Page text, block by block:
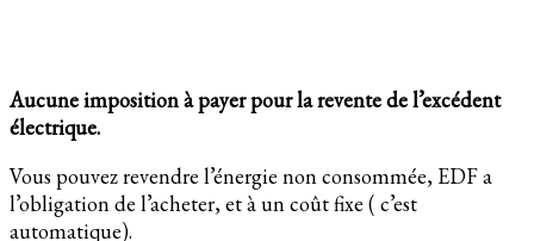
Aucune imposition à payer pour la revente de l’excédent
électrique.
Vous pouvez revendre l’énergie non consommée, EDF a
l’obligation de l’acheter, et à un coût fixe ( c’est
automatique).